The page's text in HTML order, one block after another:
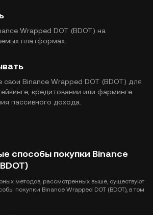
Wrapped DOT (BDOT) на
платформах.
свои Binance Wrapped DOT (BDOT) для
кредитовании или фарминге
пассивного дохода.
способы покупки Binance
методов, рассмотренных выше, существуют
покупки Binance Wrapped DOT (BDOT), в том